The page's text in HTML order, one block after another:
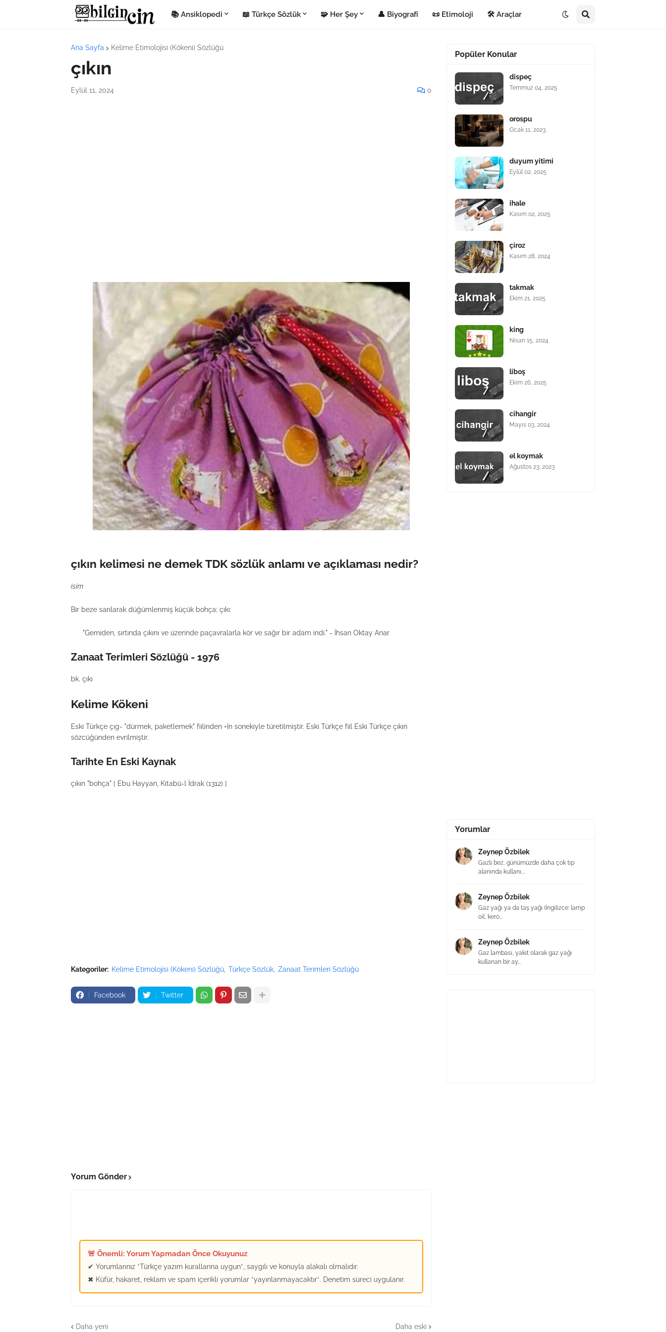
📚 Ansiklopedi 📖 Türkçe Sözlük 🧩 Her Şey 👤 Biyografi 📜 Etimoloji 🛠️ Araçlar
Ana Sayfa Kelime Etimolojisi (Kökeni) Sözlüğü
çıkın
Eylül 11, 2024 0
çıkın kelimesi ne demek TDK sözlük anlamı ve açıklaması nedir?
isim
Bir beze sarılarak düğümlenmiş küçük bohça; çıkı:
"Gemiden, sırtında çıkını ve üzerinde paçavralarla kör ve sağır bir adam indi." - İhsan Oktay Anar
Zanaat Terimleri Sözlüğü - 1976
bk. çıkı
Kelime Kökeni
Eski Türkçe çıg- "dürmek, paketlemek" fiilinden +In sonekiyle türetilmiştir. Eski Türkçe fiil Eski Türkçe çıkın
sözcüğünden evrilmiştir.
Tarihte En Eski Kaynak
çıkın "bohça" [ Ebu Hayyan, Kitabü-l İdrak (1312) ]
Kategoriler: Kelime Etimolojisi (Kökeni) Sözlüğü Türkçe Sözlük Zanaat Terimleri Sözlüğü
Facebook Twitter
Yorum Gönder
🚨 Önemli: Yorum Yapmadan Önce Okuyunuz
✔ Yorumlarınız *Türkçe yazım kurallarına uygun*, saygılı ve konuyla alakalı olmalıdır.
✖ Küfür, hakaret, reklam ve spam içerikli yorumlar *yayınlanmayacaktır*. Denetim süreci uygulanır.
Daha yeni Daha eski
Popüler Konular
dispeç
Temmuz 04, 2025
orospu
Ocak 11, 2023
duyum yitimi
Eylül 02, 2025
ihale
Kasım 02, 2025
çiroz
Kasım 28, 2024
takmak
Ekim 21, 2025
king
Nisan 15, 2024
liboş
Ekim 26, 2025
cihangir
Mayıs 03, 2024
el koymak
Ağustos 23, 2023
Yorumlar
Zeynep Özbilek
Gazlı bez, günümüzde daha çok tıp
alanında kullanı...
Zeynep Özbilek
Gaz yağı ya da taş yağı (İngilizce: lamp
oil, kero...
Zeynep Özbilek
Gaz lambası, yakıt olarak gaz yağı
kullanan bir ay...